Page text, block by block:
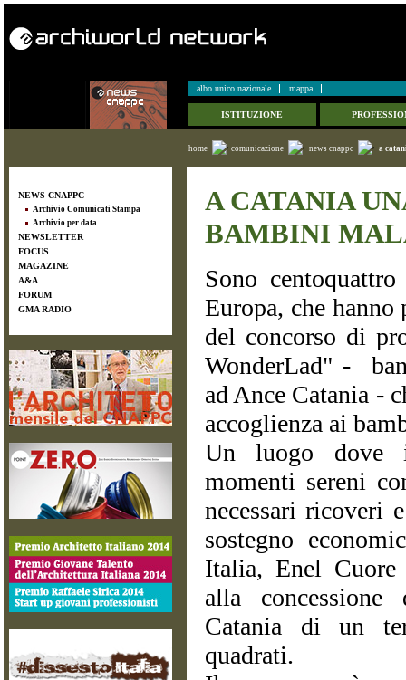
albo unico nazionale mappa
ISTITUZIONE
home comunicazione news cnappc a
NEWS CNAPPC
Archivio Comunicati Stampa
Archivio per data
NEWSLETTER
FOCUS
MAGAZINE
A&A
FORUM
GMA RADIO
A CATANIA
BAMBINI
Sono
Europa, che
del concorso di
WonderLad" -
ad Ance Catania -
accoglienza ai
Un luogo dove
momenti sereni
necessari ricoveri
sostegno
Italia, Enel
alla
Catania di un
quadrati.